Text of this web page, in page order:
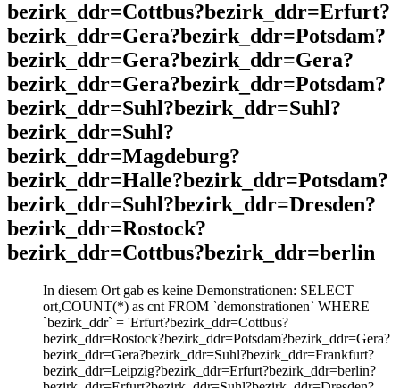
bezirk_ddr=Cottbus?bezirk_ddr=Erfurt?
bezirk_ddr=Gera?bezirk_ddr=Potsdam?
bezirk_ddr=Gera?bezirk_ddr=Gera?
bezirk_ddr=Gera?bezirk_ddr=Potsdam?
bezirk_ddr=Suhl?bezirk_ddr=Suhl?
bezirk_ddr=Suhl?
bezirk_ddr=Magdeburg?
bezirk_ddr=Halle?bezirk_ddr=Potsdam?
bezirk_ddr=Suhl?bezirk_ddr=Dresden?
bezirk_ddr=Rostock?
bezirk_ddr=Cottbus?bezirk_ddr=berlin
In diesem Ort gab es keine Demonstrationen: SELECT
ort,COUNT(*) as cnt FROM `demonstrationen` WHERE
`bezirk_ddr` = 'Erfurt?bezirk_ddr=Cottbus?
bezirk_ddr=Rostock?bezirk_ddr=Potsdam?bezirk_ddr=Gera?
bezirk_ddr=Gera?bezirk_ddr=Suhl?bezirk_ddr=Frankfurt?
bezirk_ddr=Leipzig?bezirk_ddr=Erfurt?bezirk_ddr=berlin?